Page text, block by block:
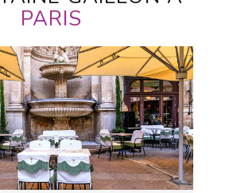
PARIS